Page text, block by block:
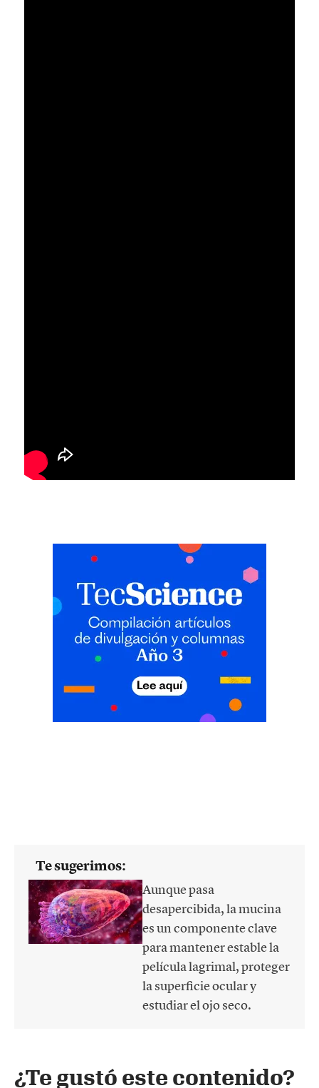
Te sugerimos:
Aunque pasa
desapercibida, la mucina
es un componente clave
para mantener estable la
película lagrimal, proteger
la superficie ocular y
estudiar el ojo seco.
¿Te gustó este contenido?